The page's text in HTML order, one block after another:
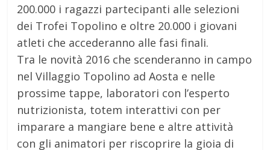
200.000 i ragazzi partecipanti alle selezioni
dei Trofei Topolino e oltre 20.000 i giovani
atleti che accederanno alle fasi finali.
Tra le novità 2016 che scenderanno in campo
nel Villaggio Topolino ad Aosta e nelle
prossime tappe, laboratori con l’esperto
nutrizionista, totem interattivi con per
imparare a mangiare bene e altre attività
con gli animatori per riscoprire la gioia di